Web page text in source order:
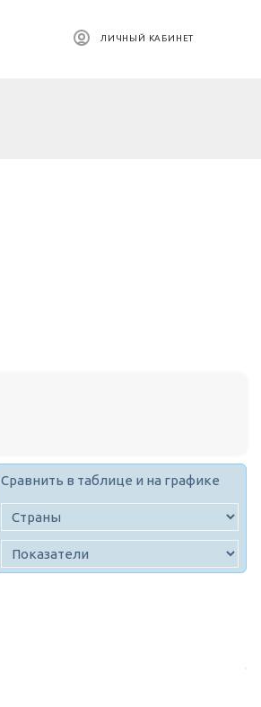
ЛИЧНЫЙ КАБИНЕТ
Сравнить в таблице и на графике